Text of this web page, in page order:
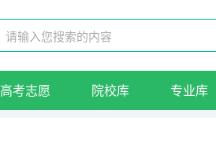
高考志愿 院校库 专业库